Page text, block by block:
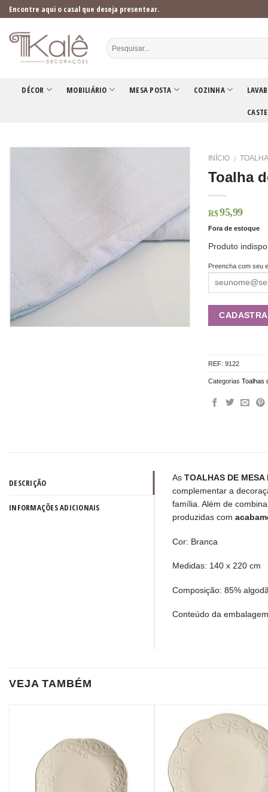
Skip
to
content
Encontre aqui o casal que deseja presentear.
DÉCOR MOBILIÁRIO MESA POSTA COZINHA
INÍCIO /
Toalha
R$ 95,99
Fora de estoque
Produto
Preencha com seu
REF:9122
CategoriasToalhas
DESCRIÇÃO
INFORMAÇÕES ADICIONAIS
AsTOALHAS DE MESA
complementar a
família. Além de
produzidas com
Cor: Branca
Medidas: 140 x 220 cm
Composição: 85%
Conteúdo da
VEJA TAMBÉM